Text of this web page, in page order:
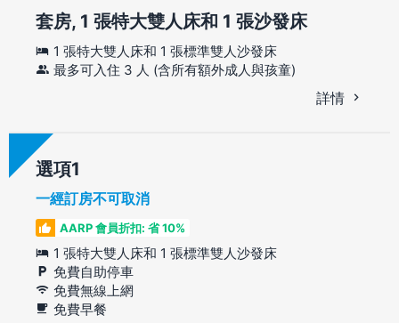
套房, 1 張特大雙人床和 1 張沙發床
1 張特大雙人床和 1 張標準雙人沙發床
最多可入住 3 人 (含所有額外成人與孩童)
詳情
選項
一經訂房不可取消
AARP 會員折扣: 省 10%
1 張特大雙人床和 1 張標準雙人沙發床
免費自助停車
免費無線上網
免費早餐